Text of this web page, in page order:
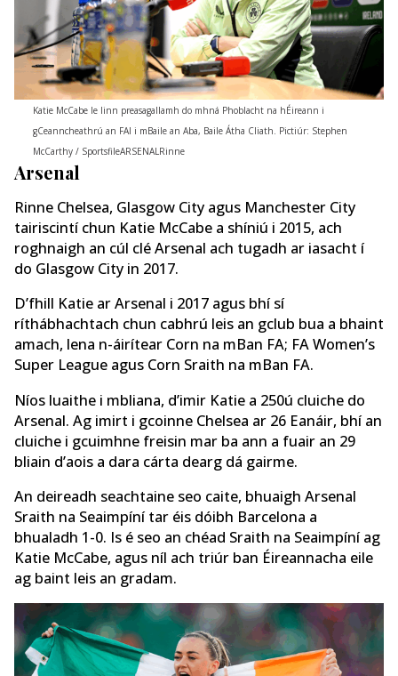
Katie McCabe le linn preasagallamh do mhná Phoblacht na hÉireann i
gCeanncheathrú an FAI i mBaile an Aba, Baile Átha Cliath. Pictiúr: Stephen
McCarthy / SportsfileARSENALRinne
Arsenal
Rinne Chelsea, Glasgow City agus Manchester City
tairiscintí chun Katie McCabe a shíniú i 2015, ach
roghnaigh an cúl clé Arsenal ach tugadh ar iasacht í
do Glasgow City in 2017.
D’fhill Katie ar Arsenal i 2017 agus bhí sí
ríthábhachtach chun cabhrú leis an gclub bua a bhaint
amach, lena n-áirítear Corn na mBan FA; FA Women’s
Super League agus Corn Sraith na mBan FA.
Níos luaithe i mbliana, d’imir Katie a 250ú cluiche do
Arsenal. Ag imirt i gcoinne Chelsea ar 26 Eanáir, bhí an
cluiche i gcuimhne freisin mar ba ann a fuair an 29
bliain d’aois a dara cárta dearg dá gairme.
An deireadh seachtaine seo caite, bhuaigh Arsenal
Sraith na Seaimpíní tar éis dóibh Barcelona a
bhualadh 1-0. Is é seo an chéad Sraith na Seaimpíní ag
Katie McCabe, agus níl ach triúr ban Éireannacha eile
ag baint leis an gradam.